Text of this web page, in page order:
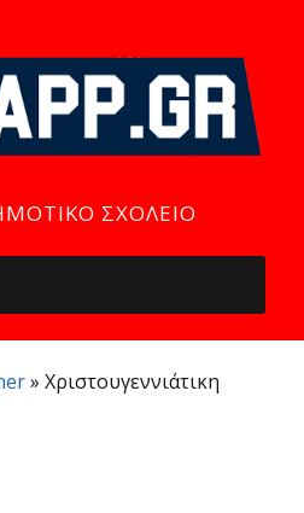
ΣΧΟΛΕΊΟ
» Χριστουγεννιάτικη